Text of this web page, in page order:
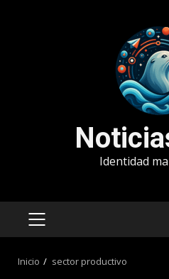
Identidad
MENÚ
Inicio sector productivo